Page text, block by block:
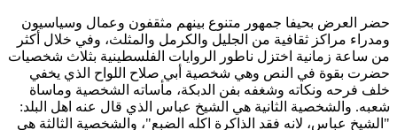
حضر العرض بحيفا جمهور متنوع بينهم مثقفون وعمال وسياسيون
ومدراء مراكز ثقافية من الجليل والكرمل والمثلث، وفي خلال أكثر
من ساعة زمانية اختزل ناطور الروايات الفلسطينية بثلاث شخصيات
حضرت بقوة في النص وهي شخصية أبي صلاح اللواح الذي يخفي
خلف فرحه ونكاته وشغفه بفن الدبكة، مأساته الشخصية وماساة
شعبه. والشخصية الثانية هي الشيخ عباس الذي قال عنه اهل البلد:
"الشيخ عباس، لانه فقد الذاكرة اكله الضبع"، والشخصية الثالثة هي